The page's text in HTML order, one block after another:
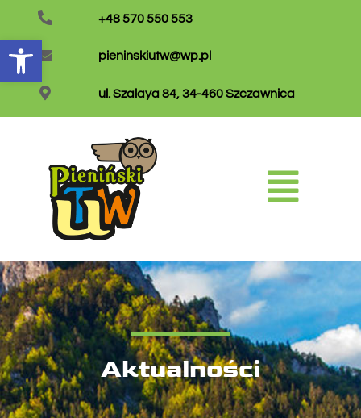
Otwórz pasek narzędzi
+48 570 550 553
pieninskiutw@wp.pl
ul. Szalaya 84, 34-460 Szczawnica
Aktualności